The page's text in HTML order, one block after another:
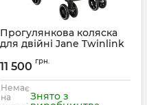
Прогулянкова коляска
для двійні Jane Twinlink
11 500 грн.
Немає
на
Знято з